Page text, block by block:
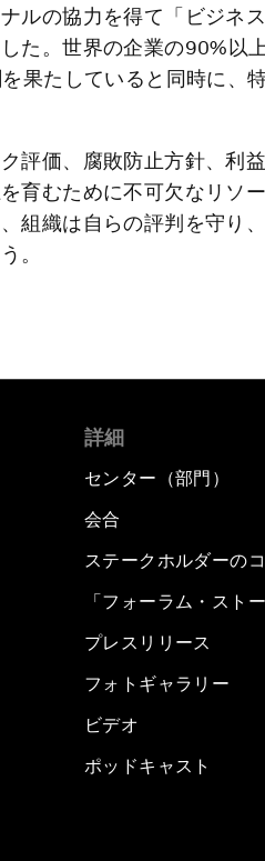
ルの協力を得て「ビジネ
た。世界の企業の90%以
果たしていると同時に、
評価、腐敗防止方針、利
育むために不可欠なリソ
組織は自らの評判を守り
。
詳細
センター（部門）
会合
ステークホルダーの
「フォーラム・ストー
プレスリリース
フォトギャラリー
ビデオ
ポッドキャスト